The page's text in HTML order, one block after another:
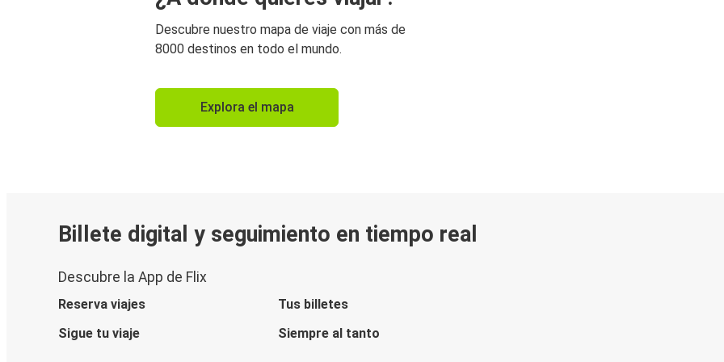
Descubre nuestro mapa de viaje con más de
8000 destinos en todo el mundo.
Explora el mapa
Billete digital y seguimiento en tiempo real
Descubre la App de Flix
Reserva viajes
Tus billetes
Sigue tu viaje
Siempre al tanto